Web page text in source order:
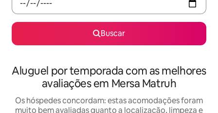
Buscar
Aluguel por temporada com as melhores
avaliações em Mersa Matruh
Os hóspedes concordam: estas acomodações foram
muito bem avaliadas quanto a localização, limpeza e